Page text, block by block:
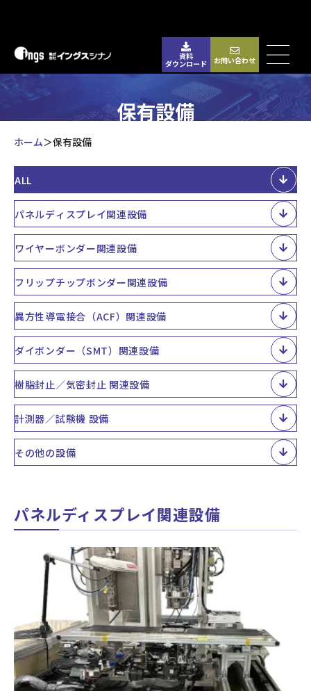
資料
ダウンロード お問い合わせ
保有設備
ホーム 保有設備
ALL
パネルディスプレイ関連設備
ワイヤーボンダー関連設備
フリップチップボンダー関連設備
異方性導電接合（ACF）関連設備
ダイボンダー（SMT）関連設備
樹脂封止／気密封止 関連設備
計測器／試験機 設備
その他の設備
パネルディスプレイ関連設備